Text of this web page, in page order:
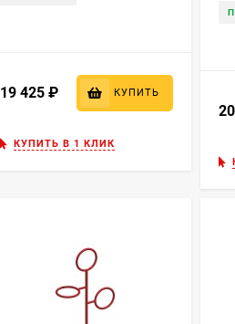
19 425 ₽ КУПИТЬ
КУПИТЬ В 1 КЛИК